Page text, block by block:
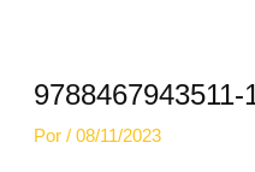
9788467943511-
Por / 08/11/2023